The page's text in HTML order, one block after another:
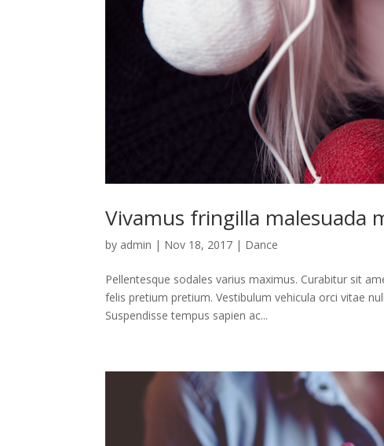
Vivamus fringilla malesuada
by admin | Nov 18, 2017 | Dance
Pellentesque sodales varius maximus. Curabitur sit
felis pretium pretium. Vestibulum vehicula orci vitae
Suspendisse tempus sapien ac...